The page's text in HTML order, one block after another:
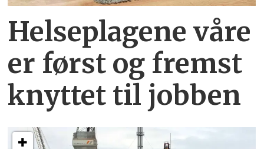
Helseplagene våre
er først og fremst
knyttet til jobben